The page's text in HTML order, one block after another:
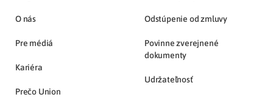
O nás
Pre médiá
Kariéra
Prečo Union
Odstúpenie od zmluvy
Povinne zverejnené
dokumenty
Udržateľnosť